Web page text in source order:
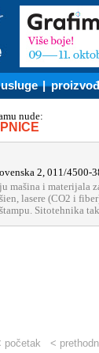
usluge |
nude:
2, 011/4500-
mašina i materijala
lasere (CO2 i
Sitotehnika
početak <